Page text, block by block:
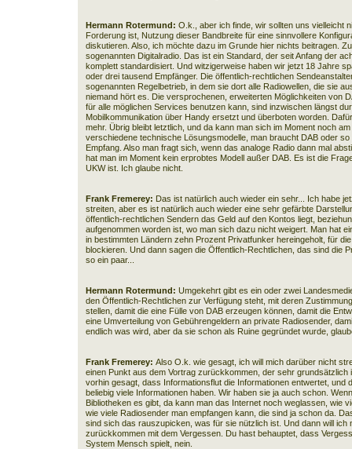
Hermann Rotermund: O.k., aber ich finde, wir sollten uns vielleicht
Forderung ist, Nutzung dieser Bandbreite für eine sinnvollere
diskutieren. Also, ich möchte dazu im Grunde hier nichts beitragen.
sogenannten Digitalradio. Das ist ein Standard, der seit Anfang der
komplett standardisiert. Und witzigerweise haben wir jetzt 18 Jahre
oder drei tausend Empfänger. Die öffentlich-rechtlichen
sogenannten Regelbetrieb, in dem sie dort alle Radiowellen, die sie
niemand hört es. Die versprochenen, erweiterten Möglichkeiten von
für alle möglichen Services benutzen kann, sind inzwischen längst
Mobilkommunikation über Handy ersetzt und überboten worden.
mehr. Übrig bleibt letztlich, und da kann man sich im Moment noch
verschiedene technische Lösungsmodelle, man braucht DAB oder
Empfang. Also man fragt sich, wenn das analoge Radio dann mal
hat man im Moment kein erprobtes Modell außer DAB. Es ist die
UKW ist. Ich glaube nicht.
Frank Fremerey: Das ist natürlich auch wieder ein sehr... Ich habe
streiten, aber es ist natürlich auch wieder eine sehr gefärbte
öffentlich-rechtlichen Sendern das Geld auf den Kontos liegt,
aufgenommen worden ist, wo man sich dazu nicht weigert. Man hat
in bestimmten Ländern zehn Prozent Privatfunker hereingeholt, für
blockieren. Und dann sagen die Öffentlich-Rechtlichen, das sind die
so ein paar...
Hermann Rotermund: Umgekehrt gibt es ein oder zwei
den Öffentlich-Rechtlichen zur Verfügung steht, mit deren
stellen, damit die eine Fülle von DAB erzeugen können, damit die
eine Umverteilung von Gebührengeldern an private Radiosender,
endlich was wird, aber da sie schon als Ruine gegründet wurde,
Frank Fremerey: Also O.k. wie gesagt, ich will mich darüber nicht
einen Punkt aus dem Vortrag zurückkommen, der sehr
vorhin gesagt, dass Informationsflut die Informationen entwertet, und
beliebig viele Informationen haben. Wir haben sie ja auch schon.
Bibliotheken es gibt, da kann man das Internet noch weglassen, wie
wie viele Radiosender man empfangen kann, die sind ja schon da.
sind sich das rauszupicken, was für sie nützlich ist. Und dann will ich
zurückkommen mit dem Vergessen. Du hast behauptet, dass
System Mensch spielt, nein.